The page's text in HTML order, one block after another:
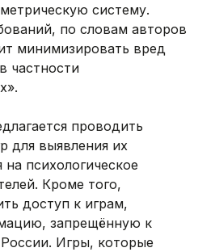
систему.
по словам авторов
минимизировать вред
частности
проводить
для выявления их
психологическое
Кроме того,
доступ к играм,
запрещённую к
Игры, которые